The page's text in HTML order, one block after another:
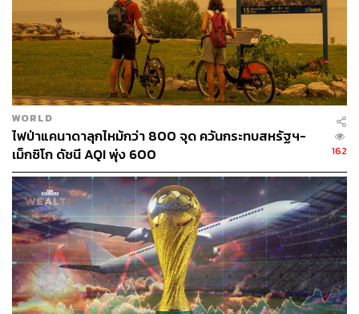
WORLD
ไฟป่าแคนาดาลุกไหม้กว่า 800 จุด ควันกระทบสหรัฐฯ-
เม็กซิโก ดัชนี AQI พุ่ง 600
162